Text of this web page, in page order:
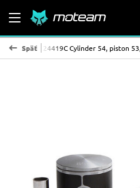
Späť
VERTEX 24419C Cylinder 54, piston